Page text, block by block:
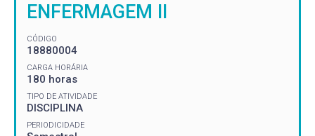
ENFERMAGEM II
CÓDIGO
18880004
CARGA HORÁRIA
180 horas
TIPO DE ATIVIDADE
DISCIPLINA
PERIODICIDADE